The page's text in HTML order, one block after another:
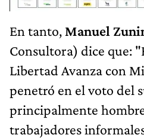
En tanto, Manuel
Consultora) dice que:
Libertad Avanza con
penetró en el voto del
principalmente
trabajadores